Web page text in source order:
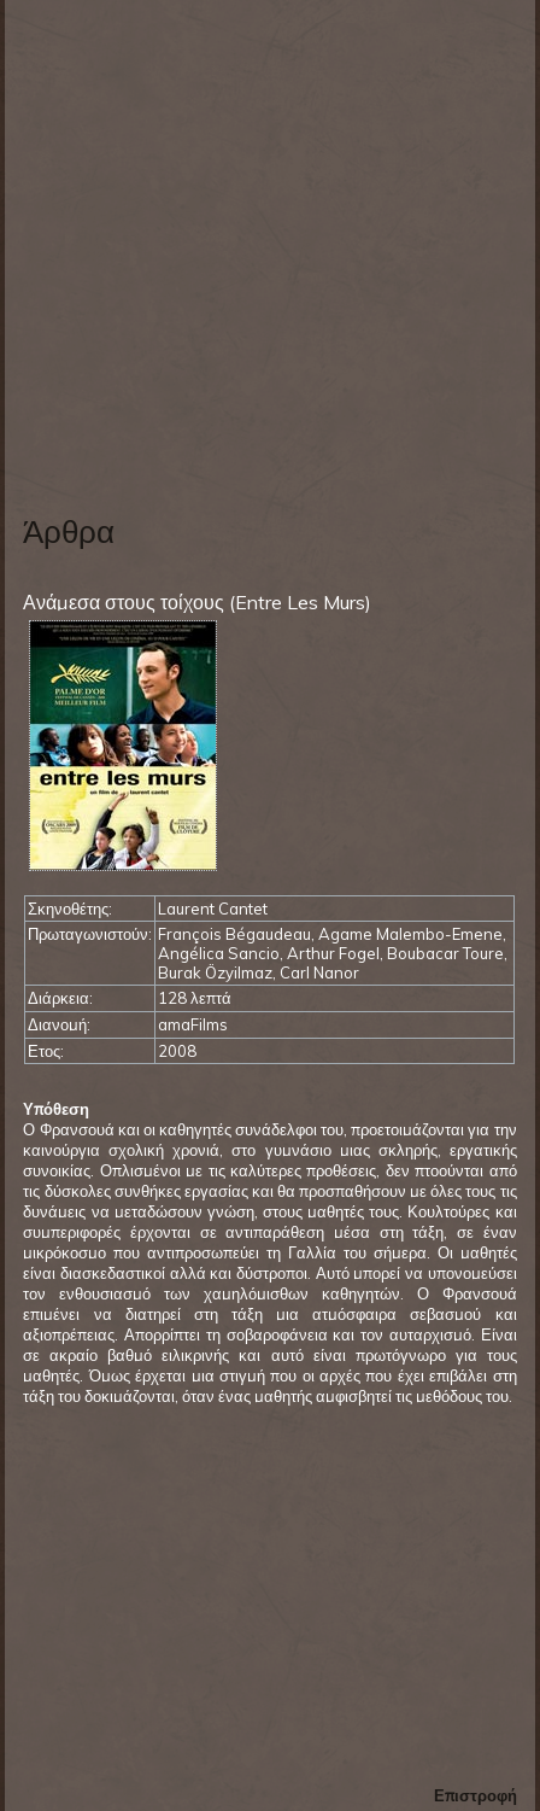
Άρθρα
Ανάμεσα στους τοίχους (Entre Les Murs)
Σκηνοθέτης:
Laurent Cantet
Πρωταγωνιστούν: François Bégaudeau, Agame Malembo-Emene,
Angélica Sancio, Arthur Fogel, Boubacar Toure,
Burak Özyilmaz, Carl Nanor
Διάρκεια:
128 λεπτά
Διανομή:
amaFilms
Ετος:
2008
Υπόθεση
Ο Φρανσουά και οι καθηγητές συνάδελφοι του, προετοιμάζονται για την
καινούργια σχολική χρονιά, στο γυμνάσιο μιας σκληρής, εργατικής
συνοικίας. Οπλισμένοι με τις καλύτερες προθέσεις, δεν πτοούνται από
τις δύσκολες συνθήκες εργασίας και θα προσπαθήσουν με όλες τους τις
δυνάμεις να μεταδώσουν γνώση, στους μαθητές τους. Κουλτούρες και
συμπεριφορές έρχονται σε αντιπαράθεση μέσα στη τάξη, σε έναν
μικρόκοσμο που αντιπροσωπεύει τη Γαλλία του σήμερα. Οι μαθητές
είναι διασκεδαστικοί αλλά και δύστροποι. Αυτό μπορεί να υπονομεύσει
τον ενθουσιασμό των χαμηλόμισθων καθηγητών. Ο Φρανσουά
επιμένει να διατηρεί στη τάξη μια ατμόσφαιρα σεβασμού και
αξιοπρέπειας. Απορρίπτει τη σοβαροφάνεια και τον αυταρχισμό. Είναι
σε ακραίο βαθμό ειλικρινής και αυτό είναι πρωτόγνωρο για τους
μαθητές. Όμως έρχεται μια στιγμή που οι αρχές που έχει επιβάλει στη
τάξη του δοκιμάζονται, όταν ένας μαθητής αμφισβητεί τις μεθόδους του.
Επιστροφή